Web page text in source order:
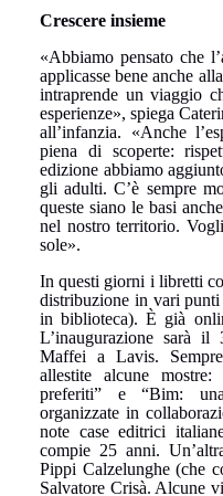
Crescere insieme
«Abbiamo pensato che
applicasse bene anche
intraprende un viaggio
esperienze», spiega
all’infanzia. «Anche
piena di scoperte:
edizione abbiamo
gli adulti. C’è sempre
queste siano le basi
nel nostro territorio.
sole».
In questi giorni i libretti
distribuzione in vari punti
in biblioteca). È già
L’inaugurazione sarà
Maffei a Lavis.
allestite alcune
preferiti” e “Bim:
organizzate in
note case editrici
compie 25 anni.
Pippi Calzelunghe (che
Salvatore Crisà. Alcune